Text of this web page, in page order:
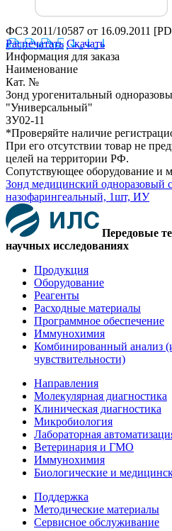
ФСЗ 2011/10587 от 16.09.2011
Распечатать Скачать
Информация для заказа
Наименование
Кат. №
Зонд урогенитальный
"Универсальный"
ЗУ02-11
*Проверяйте наличие
При его отсутствии товар не
целей на территории РФ.
Сопутствующее оборудование и
Зонд медицинский одноразовый
назофарингеальный, 1шт, ИУ
Передовые
научных исследованиях
Продукция
Оборудование
Реагенты
Расходные материалы
Программное обеспечение
Иммунохимия
Комбинированный анализ
чувствительности)
Направления
Молекулярная диагностика
Клиническая диагностика
Микробиология
Лабораторная
Ветеринария и ГМО
Иммунохимия
Биологические и
Поддержка
Методические материалы
Сервисное обслуживание